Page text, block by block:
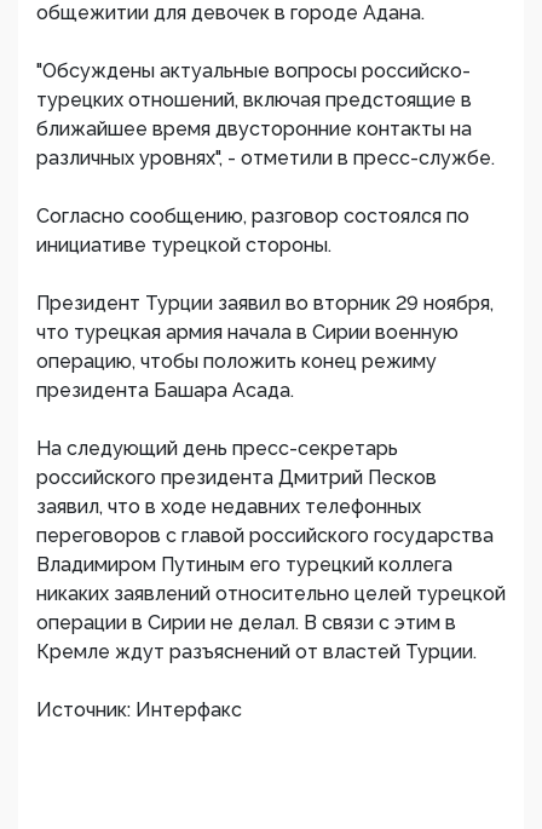
общежитии для девочек в городе Адана.
"Обсуждены актуальные вопросы российско-
турецких отношений, включая предстоящие в
ближайшее время двусторонние контакты на
различных уровнях", - отметили в пресс-службе.
Согласно сообщению, разговор состоялся по
инициативе турецкой стороны.
Президент Турции заявил во вторник 29 ноября,
что турецкая армия начала в Сирии военную
операцию, чтобы положить конец режиму
президента Башара Асада.
На следующий день пресс-секретарь
российского президента Дмитрий Песков
заявил, что в ходе недавних телефонных
переговоров с главой российского государства
Владимиром Путиным его турецкий коллега
никаких заявлений относительно целей турецкой
операции в Сирии не делал. В связи с этим в
Кремле ждут разъяснений от властей Турции.
Источник: Интерфакс